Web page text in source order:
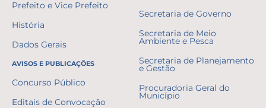
Prefeito e Vice Prefeito
História
Dados Gerais
AVISOS E PUBLICAÇÕES
Concurso Público
Editais de Convocação
Secretaria de Governo
Secretaria de Meio
Ambiente e Pesca
Secretaria de Planejamento
e Gestão
Procuradoria Geral do
Município